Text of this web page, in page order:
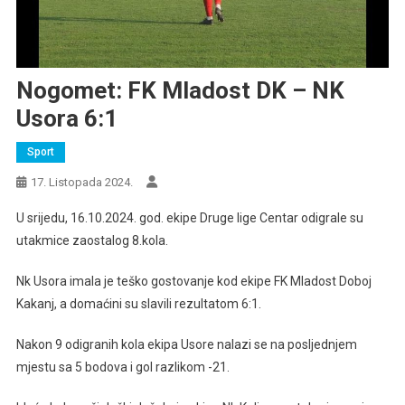
Nogomet: FK Mladost DK – NK
Usora 6:1
Sport
17. Listopada 2024.
U srijedu, 16.10.2024. god. ekipe Druge lige Centar odigrale su
utakmice zaostalog 8.kola.
Nk Usora imala je teško gostovanje kod ekipe FK Mladost Doboj
Kakanj, a domaćini su slavili rezultatom 6:1.
Nakon 9 odigranih kola ekipa Usore nalazi se na posljednjem
mjestu sa 5 bodova i gol razlikom -21.